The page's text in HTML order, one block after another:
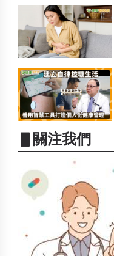
▋關注我們